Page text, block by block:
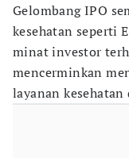
Gelombang IPO
kesehatan seperti
minat investor
mencerminkan
layanan